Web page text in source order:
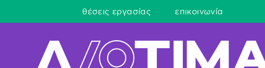
θέσεις εργασίας επικοινωνία